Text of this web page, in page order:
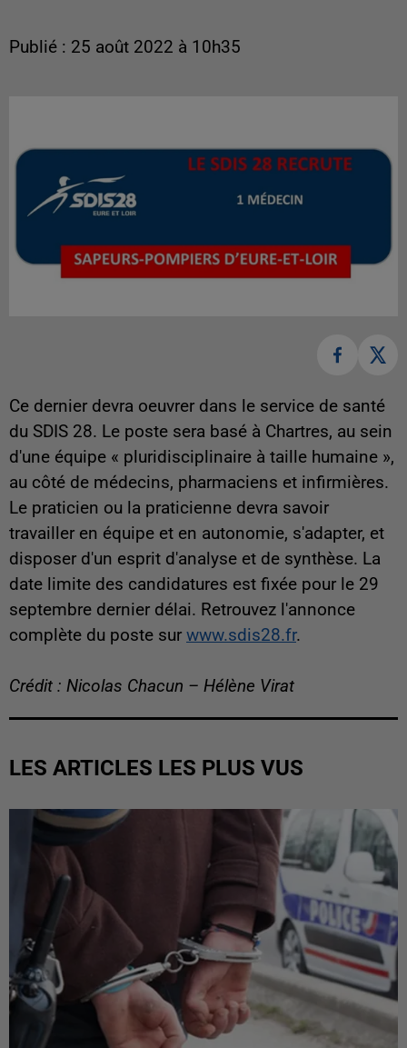
Publié : 25 août 2022 à 10h35
Ce dernier devra oeuvrer dans le service de santé
du SDIS 28. Le poste sera basé à Chartres, au sein
d'une équipe « pluridisciplinaire à taille humaine »,
au côté de médecins, pharmaciens et infirmières.
Le praticien ou la praticienne devra savoir
travailler en équipe et en autonomie, s'adapter, et
disposer d'un esprit d'analyse et de synthèse. La
date limite des candidatures est fixée pour le 29
septembre dernier délai. Retrouvez l'annonce
complète du poste sur www.sdis28.fr.
Crédit : Nicolas Chacun – Hélène Virat
LES ARTICLES LES PLUS VUS